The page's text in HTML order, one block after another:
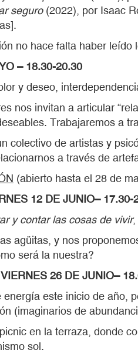
seguro (2022), por Isaac
no hace falta haber
– 18.30-20.30
y deseo,
nos invitan a articular
Trabajaremos a
colectivo de artistas y
a través de
(abierto hasta el 28 de
12 DE JUNIO– 17.30-
y contar las cosas de vivir,
agüitas, y nos
será la nuestra?
26 DE JUNIO–
este inicio de año,
(imaginarios de
en la terraza, donde
sol.